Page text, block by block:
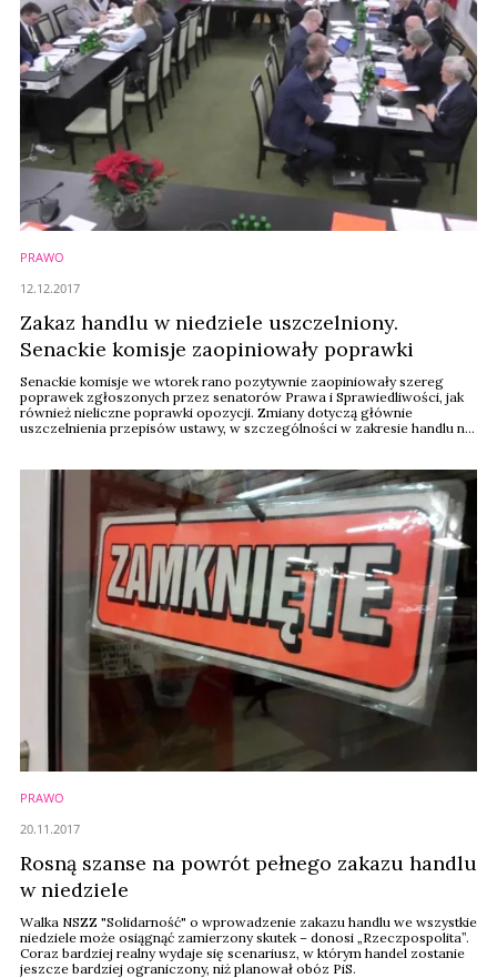
PRAWO
Zakaz handlu w niedziele uszczelniony.
Senackie komisje zaopiniowały poprawki
Senackie komisje we wtorek rano pozytywnie zaopiniowały szereg
poprawek zgłoszonych przez senatorów Prawa i Sprawiedliwości, jak
również nieliczne poprawki opozycji. Zmiany dotyczą głównie
uszczelnienia przepisów ustawy, w szczególności w zakresie handlu na
12.12.2017
PRAWO
Rosną szanse na powrót pełnego zakazu handlu
w niedziele
Walka NSZZ "Solidarność" o wprowadzenie zakazu handlu we wszystkie
niedziele może osiągnąć zamierzony skutek – donosi „Rzeczpospolita”.
Coraz bardziej realny wydaje się scenariusz, w którym handel zostanie
jeszcze bardziej ograniczony, niż planował obóz PiS.
20.11.2017